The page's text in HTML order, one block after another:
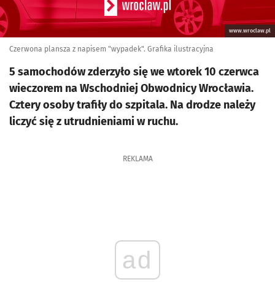
www.wroclaw.pl
Czerwona plansza z napisem "wypadek". Grafika ilustracyjna
5 samochodów zderzyło się we wtorek 10 czerwca
wieczorem na Wschodniej Obwodnicy Wrocławia.
Cztery osoby trafiły do szpitala. Na drodze należy
liczyć się z utrudnieniami w ruchu.
REKLAMA
ad